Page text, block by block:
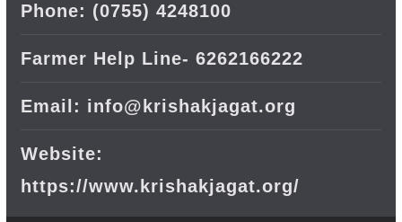
Phone: (0755) 4248100
Farmer Help Line- 6262166222
Email: info@krishakjagat.org
Website:
https://www.krishakjagat.org/